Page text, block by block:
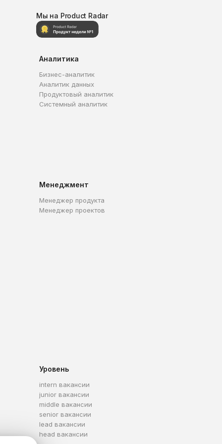
Мы на Product Radar
Аналитика
Бизнес-аналитик
Аналитик данных
Продуктовый аналитик
Системный аналитик
Менеджмент
Менеджер продукта
Менеджер проектов
Уровень
intern вакансии
junior вакансии
middle вакансии
senior вакансии
lead вакансии
head вакансии